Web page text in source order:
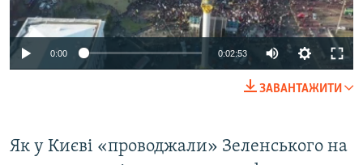
0:00 0:02:53
ЗАВАНТАЖИТИ
Як у Києві «проводжали» Зеленського на